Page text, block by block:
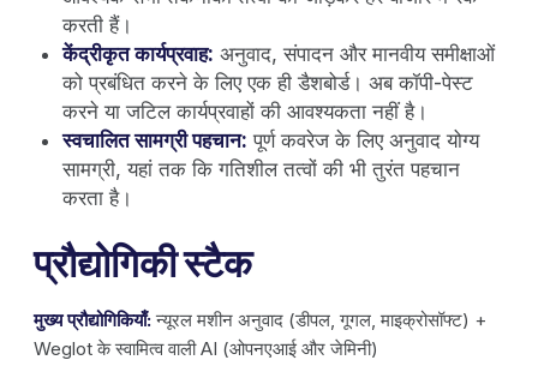
करती हैं।
केंद्रीकृत कार्यप्रवाह: अनुवाद, संपादन और मानवीय समीक्षाओं
को प्रबंधित करने के लिए एक ही डैशबोर्ड। अब कॉपी-पेस्ट
करने या जटिल कार्यप्रवाहों की आवश्यकता नहीं है।
स्वचालित सामग्री पहचान: पूर्ण कवरेज के लिए अनुवाद योग्य
सामग्री, यहां तक ​​कि गतिशील तत्वों की भी तुरंत पहचान
करता है।
प्रौद्योगिकी स्टैक
मुख्य प्रौद्योगिकियाँ:न्यूरल मशीन अनुवाद (डीपल, गूगल, माइक्रोसॉफ्ट) +
Weglot के स्वामित्व वाली AI (ओपनएआई और जेमिनी)